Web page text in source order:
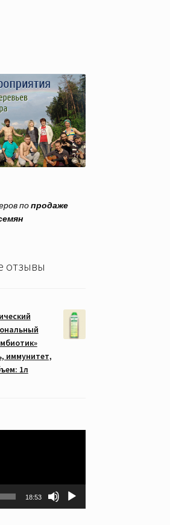
попродаже
отзывы
иммунитет,
1л
18:53